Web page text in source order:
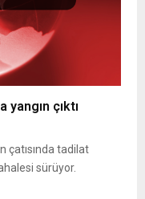
yangın çıktı
çatısında tadilat
sürüyor.